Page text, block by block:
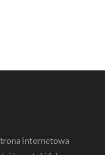
internetowa